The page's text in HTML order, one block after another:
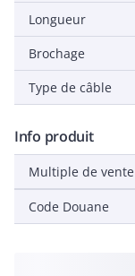
Longueur
Brochage
Type de câble
Info produit
Multiple de vente
Code Douane